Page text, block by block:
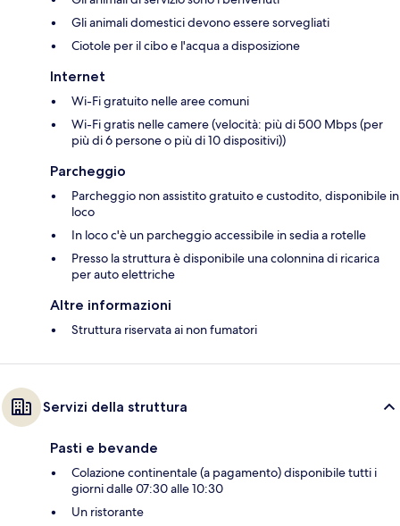
Gli animali domestici devono essere sorvegliati
Ciotole per il cibo e l'acqua a disposizione
Internet
Wi-Fi gratuito nelle aree comuni
Wi-Fi gratis nelle camere (velocità: più di 500 Mbps (per
più di 6 persone o più di 10 dispositivi))
Parcheggio
Parcheggio non assistito gratuito e custodito, disponibile in
loco
In loco c'è un parcheggio accessibile in sedia a rotelle
Presso la struttura è disponibile una colonnina di ricarica
per auto elettriche
Altre informazioni
Struttura riservata ai non fumatori
Servizi della struttura
Pasti e bevande
Colazione continentale (a pagamento) disponibile tutti i
giorni dalle 07:30 alle 10:30
Un ristorante